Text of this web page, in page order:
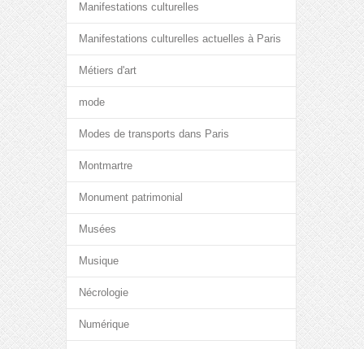
Manifestations culturelles
Manifestations culturelles actuelles à Paris
Métiers d'art
mode
Modes de transports dans Paris
Montmartre
Monument patrimonial
Musées
Musique
Nécrologie
Numérique